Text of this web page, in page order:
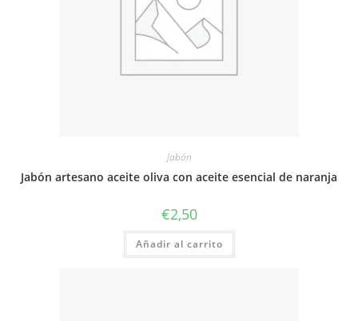
Jabón
Jabón artesano aceite oliva con aceite esencial de naranja
€2,50
Añadir al carrito